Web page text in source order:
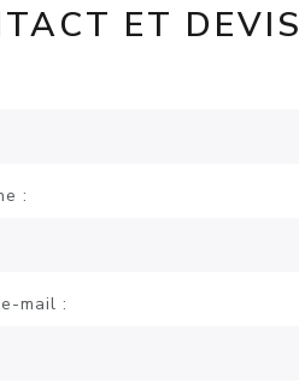
ET DEVIS
:
mail :